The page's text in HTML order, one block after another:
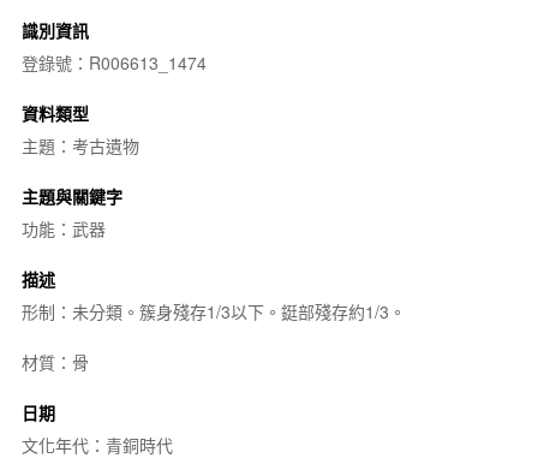
識別資訊
登錄號：R006613_1474
資料類型
主題：考古遺物
主題與關鍵字
功能：武器
描述
形制：未分類。簇身殘存1/3以下。鋌部殘存約1/3。
材質：骨
日期
文化年代：青銅時代